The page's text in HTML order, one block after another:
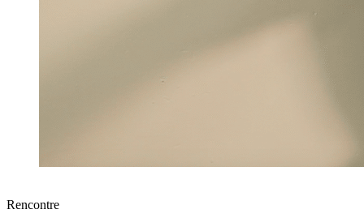
Rencontre